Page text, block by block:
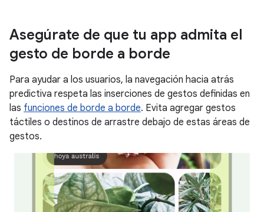
Asegúrate de que tu app admita el
gesto de borde a borde
Para ayudar a los usuarios, la navegación hacia atrás
predictiva respeta las inserciones de gestos definidas en
las funciones de borde a borde. Evita agregar gestos
táctiles o destinos de arrastre debajo de estas áreas de
gestos.